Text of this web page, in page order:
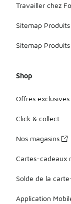
Travailler chez
Sitemap Produits
Sitemap
Shop
Offres exclusives
Click & collect
Nos magasins
Cartes-cadeaux
Solde de la
Application